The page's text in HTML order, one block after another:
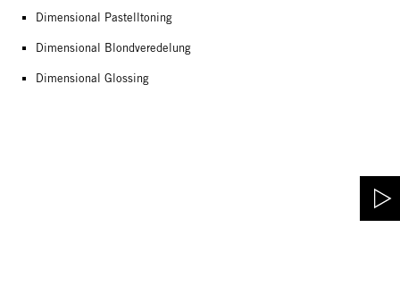
Dimensional Pastelltoning
Dimensional Blondveredelung
Dimensional Glossing